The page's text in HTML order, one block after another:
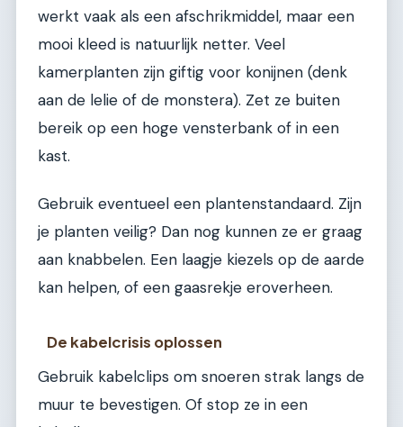
werkt vaak als een afschrikmiddel, maar een
mooi kleed is natuurlijk netter. Veel
kamerplanten zijn giftig voor konijnen (denk
aan de lelie of de monstera). Zet ze buiten
bereik op een hoge vensterbank of in een
kast.
Gebruik eventueel een plantenstandaard. Zijn
je planten veilig? Dan nog kunnen ze er graag
aan knabbelen. Een laagje kiezels op de aarde
kan helpen, of een gaasrekje eroverheen.
De kabelcrisis oplossen
Gebruik kabelclips om snoeren strak langs de
muur te bevestigen. Of stop ze in een